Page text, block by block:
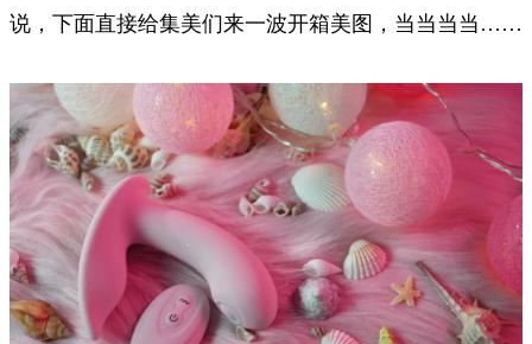
说，下面直接给集美们来一波开箱美图，当当当当……